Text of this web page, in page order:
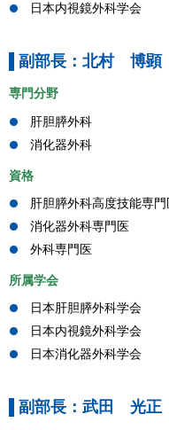
日本内視鏡外科学会
副部長：北村 博顕
専門分野
肝胆膵外科
消化器外科
資格
肝胆膵外科高度技能専門
消化器外科専門医
外科専門医
所属学会
日本肝胆膵外科学会
日本内視鏡外科学会
日本消化器外科学会
副部長：武田 光正